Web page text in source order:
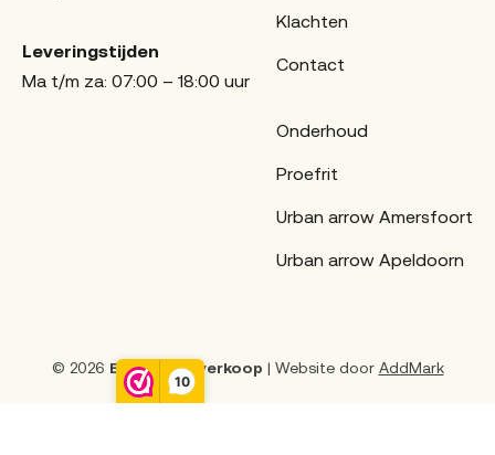
10
Leveringstijden
Ma t/m za: 07:00 – 18:00 uur
Klachten
Contact
Onderhoud
Proefrit
Urban arrow Amersfoort
Urban arrow Apeldoorn
© 2026 Edwin Fietsverkoop | Website door AddMark